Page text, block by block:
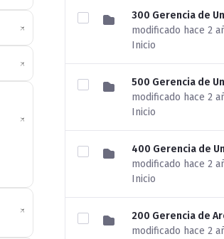
300 Gerencia de
modificado hace 2
Inicio
500 Gerencia de
modificado hace 2
Inicio
400 Gerencia de
modificado hace 2
Inicio
200 Gerencia de
modificado hace 2